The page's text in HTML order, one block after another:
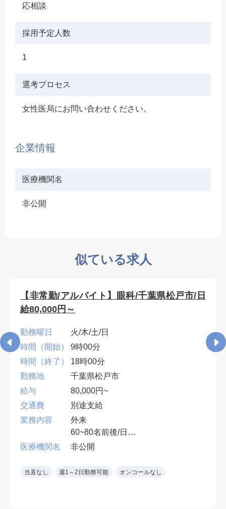
応相談
採用予定人数
1
選考プロセス
女性医局にお問い合わせください。
企業情報
医療機関名
非公開
似ている求人
【非常勤/アルバイト】眼科/千葉県松戸市/日
給80,000円～
勤務曜日
火/木/土/日
時間（開始）
9時00分
時間（終了）
18時00分
勤務地
千葉県松戸市
給与
80,000円~
交通費
別途支給
業務内容
外来
60~80名前後/日
１診制
鏡処方）
医療機関名 非公開
当直なし 週1～2日勤務可能 オンコールなし